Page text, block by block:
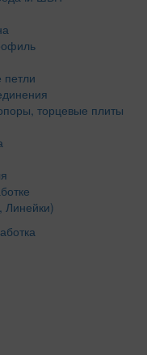
петли
торцевые плиты
Линейки)